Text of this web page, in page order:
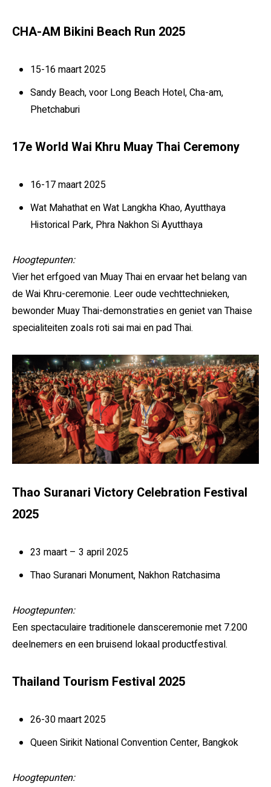
CHA-AM Bikini Beach Run 2025
15-16 maart 2025
Sandy Beach, voor Long Beach Hotel, Cha-am,
Phetchaburi
17e World Wai Khru Muay Thai Ceremony
16-17 maart 2025
Wat Mahathat en Wat Langkha Khao, Ayutthaya
Historical Park, Phra Nakhon Si Ayutthaya
Hoogtepunten:
Vier het erfgoed van Muay Thai en ervaar het belang van
de Wai Khru-ceremonie. Leer oude vechttechnieken,
bewonder Muay Thai-demonstraties en geniet van Thaise
specialiteiten zoals roti sai mai en pad Thai.
Thao Suranari Victory Celebration Festival
2025
23 maart – 3 april 2025
Thao Suranari Monument, Nakhon Ratchasima
Hoogtepunten:
Een spectaculaire traditionele dansceremonie met 7.200
deelnemers en een bruisend lokaal productfestival.
Thailand Tourism Festival 2025
26-30 maart 2025
Queen Sirikit National Convention Center, Bangkok
Hoogtepunten: